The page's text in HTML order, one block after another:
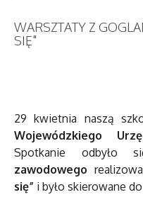
WARSZTATY Z
SIĘ"
29 kwietnia naszą
Wojewódzkiego
Spotkanie
zawodowego
się” i było skierowane